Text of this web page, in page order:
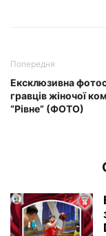
Попередня
Ексклюзивна
гравців жіночої
“Рівне” (ФОТО)